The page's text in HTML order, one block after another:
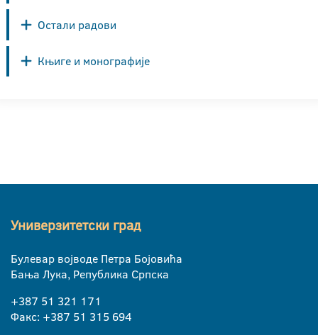
Остали радови
Књиге и монографије
Универзитетски град
Булевар војводе Петра Бојовића
Бања Лука, Република Српска
+387 51 321 171
Факс: +387 51 315 694